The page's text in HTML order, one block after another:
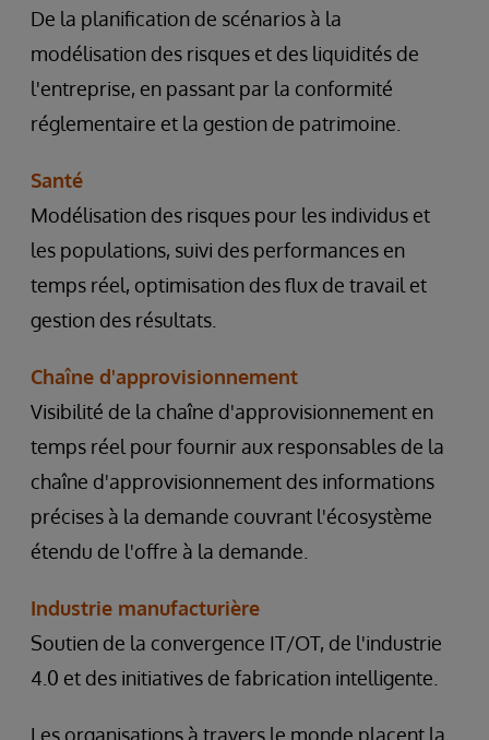
De la planification de scénarios à la
modélisation des risques et des liquidités de
l'entreprise, en passant par la conformité
réglementaire et la gestion de patrimoine.
Santé
Modélisation des risques pour les individus et
les populations, suivi des performances en
temps réel, optimisation des flux de travail et
gestion des résultats.
Chaîne d'approvisionnement
Visibilité de la chaîne d'approvisionnement en
temps réel pour fournir aux responsables de la
chaîne d'approvisionnement des informations
précises à la demande couvrant l'écosystème
étendu de l'offre à la demande.
Industrie manufacturière
Soutien de la convergence IT/OT, de l'industrie
4.0 et des initiatives de fabrication intelligente.
Les organisations à travers le monde placent la